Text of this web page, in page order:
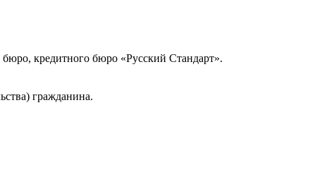
кредитного бюро «Русский Стандарт».
гражданина.